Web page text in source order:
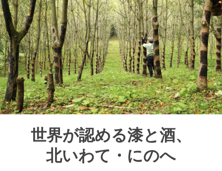
世界が認める漆と酒、
北いわて・にのへ